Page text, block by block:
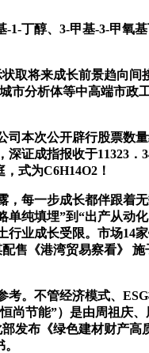
醇、3-甲基-3-甲氧
将来成长前景趋向间
分析体等中高端市政
次公开辟行股票数
证成指报收于11323
式为C6H14O2！
一步成长都伴跟着
纯填埋”到“出产从动
业成长受限。市场14
售《港湾贸易察看》
不管经济模式、
节能”）是由周祖庆
发布《绿色建材财产